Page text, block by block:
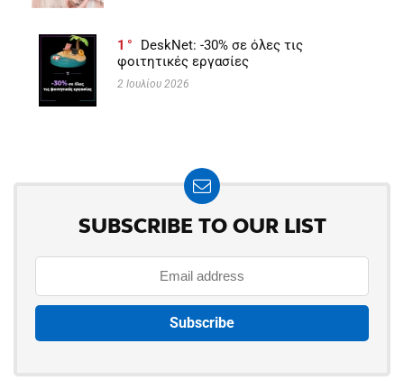
1
DeskNet: -30% σε όλες τις
φοιτητικές εργασίες
2 Ιουλίου 2026
SUBSCRIBE TO OUR LIST